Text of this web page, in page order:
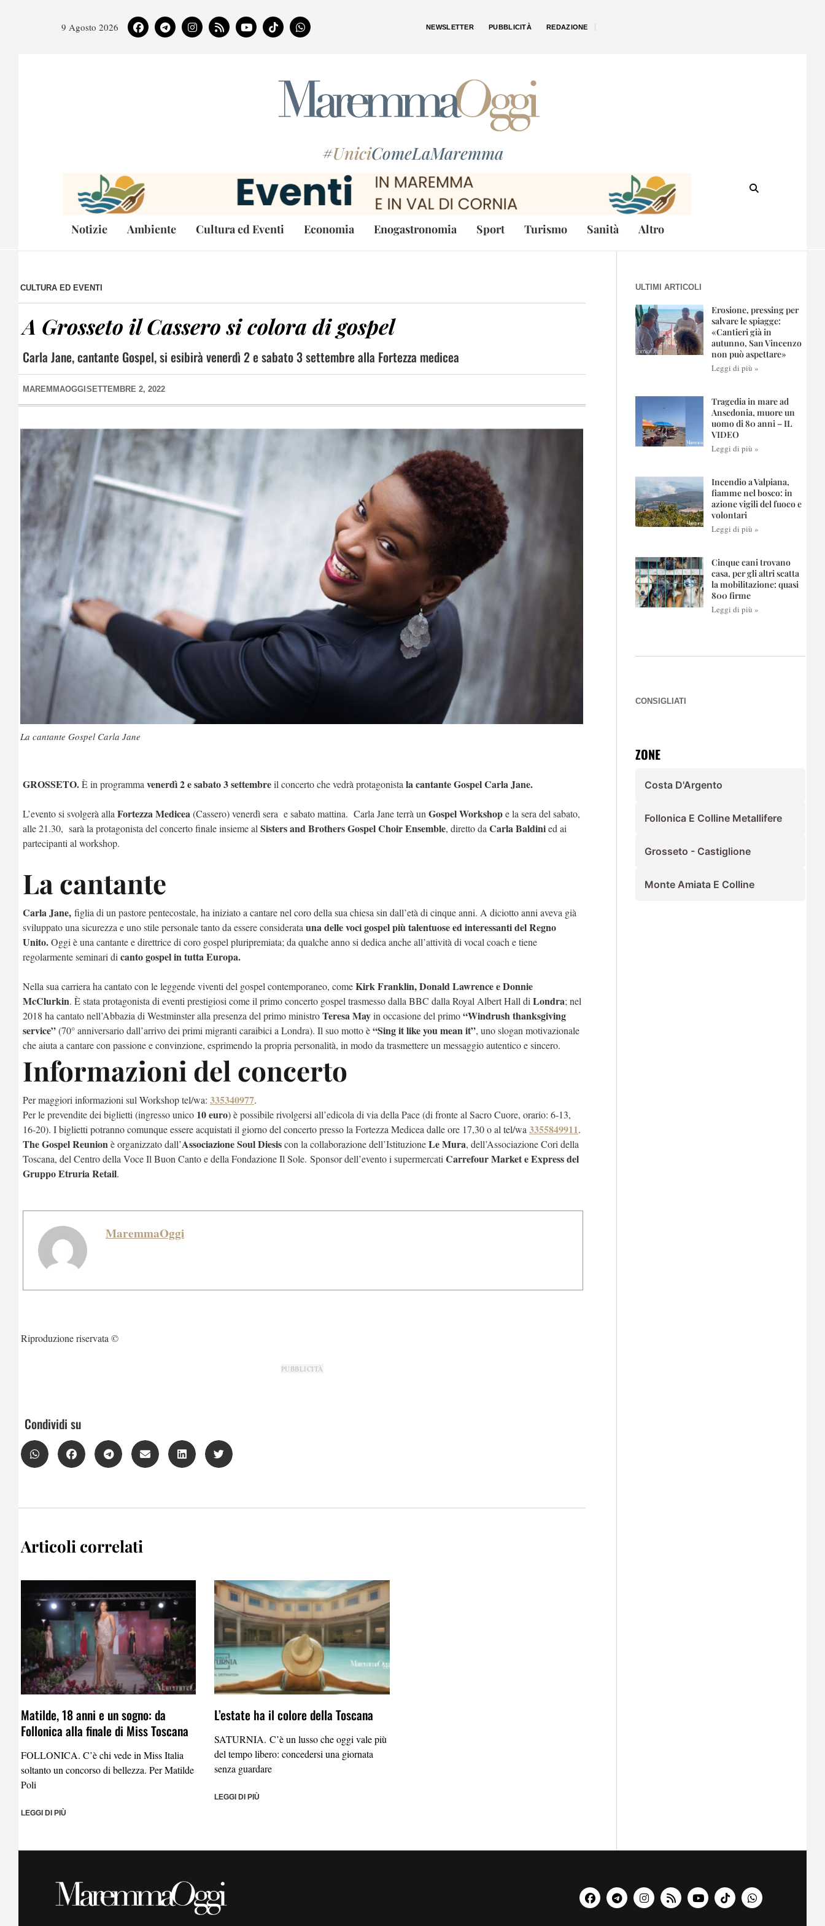
9 Agosto 2026 NEWSLETTER PUBBLICITÀ REDAZIONE
#UniciComeLaMaremma
Notizie Ambiente Cultura ed Eventi Economia Enogastronomia Sport Turismo Sanità Altro
CULTURA ED EVENTI
A Grosseto il Cassero si colora di gospel
Carla Jane, cantante Gospel, si esibirà venerdì 2 e sabato 3 settembre alla Fortezza medicea
MAREMMAOGGI SETTEMBRE 2, 2022
La cantante Gospel Carla Jane
GROSSETO.È in programma venerdì 2 e sabato 3 settembreil concerto che vedrà protagonista la cantante Gospel Carla Jane.
L’evento si svolgerà alla Fortezza Medicea(Cassero)venerdì sera e sabato mattina. Carla Jane terrà un Gospel Workshope la sera del sabato,
alle 21.30, sarà la protagonista del concerto finale insieme al Sisters and Brothers Gospel Choir Ensemble, diretto da Carla Baldinied ai
partecipanti al workshop.
La cantante
Carla Jane, figlia di un pastore pentecostale, ha iniziato a cantare nel coro della sua chiesa sin dall’età di cinque anni. A diciotto anni aveva già
sviluppato una sicurezza e uno stile personale tanto da essere considerata una delle voci gospel più talentuose ed interessanti del Regno
Unito.Oggi è una cantante e direttrice di coro gospel pluripremiata; da qualche anno si dedica anche all’attività di vocal coach e tiene
regolarmente seminari di canto gospel in tutta Europa.
Nella sua carriera ha cantato con le leggende viventi del gospel contemporaneo, comeKirk Franklin, Donald Lawrence e Donnie
McClurkin. È stata protagonista di eventi prestigiosi come il primo concerto gospel trasmesso dalla BBC dalla Royal Albert Hall di Londra; nel
2018 ha cantato nell’Abbazia di Westminster alla presenza del primo ministroTeresa Mayin occasione del primo“Windrush thanksgiving
service”(70° anniversario dall’arrivo dei primi migranti caraibici a Londra). Il suo motto è“Sing it like you mean it”, uno slogan motivazionale
che aiuta a cantare con passione e convinzione, esprimendo la propria personalità, in modo da trasmettere un messaggio autentico e sincero.
Informazioni del concerto
Per maggiori informazioni sul Workshop tel/wa: 335340977.
Per le prevendite dei biglietti (ingresso unico 10 euro) è possibile rivolgersi all’edicola di via della Pace (di fronte al Sacro Cuore, orario: 6-13,
16-20). I biglietti potranno comunque essere acquistati il giorno del concerto presso la Fortezza Medicea dalle ore 17,30 o al tel/wa 3355849911.
The Gospel Reunionè organizzato dall’Associazione Soul Diesiscon la collaborazione dell’IstituzioneLe Mura, dell’Associazione Cori della
Toscana, del Centro della Voce Il Buon Canto e della Fondazione Il Sole. Sponsor dell’evento i supermercati Carrefour Market e Express del
Gruppo Etruria Retail.
MaremmaOggi
Riproduzione riservata ©
PUBBLICITÀ
Condividi su
Articoli correlati
Matilde, 18 anni e un sogno: da
Follonica alla finale di Miss Toscana
FOLLONICA. C’è chi vede in Miss Italia
soltanto un concorso di bellezza. Per Matilde
Poli
LEGGI DI PIÙ
L’estate ha il colore della Toscana
SATURNIA. C’è un lusso che oggi vale più
del tempo libero: concedersi una giornata
senza guardare
LEGGI DI PIÙ
ULTIMI ARTICOLI
Erosione, pressing per
salvare le spiagge:
«Cantieri già in
autunno, San Vincenzo
non può aspettare»
Leggi di più »
Tragedia in mare ad
Ansedonia, muore un
uomo di 80 anni – IL
VIDEO
Leggi di più »
Incendio a Valpiana,
fiamme nel bosco: in
azione vigili del fuoco e
volontari
Leggi di più »
Cinque cani trovano
casa, per gli altri scatta
la mobilitazione: quasi
800 firme
Leggi di più »
CONSIGLIATI
ZONE
Costa D'Argento
Follonica E Colline Metallifere
Grosseto - Castiglione
Monte Amiata E Colline